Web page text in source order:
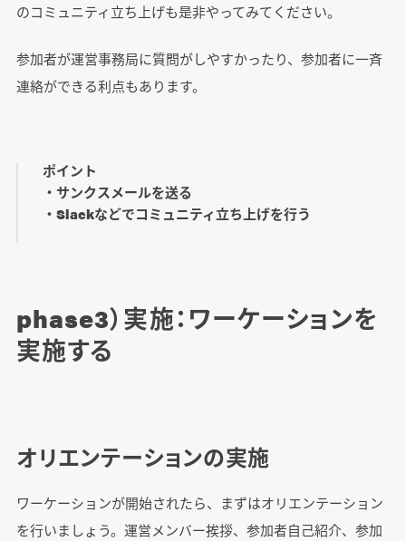
のコミュニティ立ち上げも是非やってみてください。
参加者が運営事務局に質問がしやすかったり、参加者に一斉
連絡ができる利点もあります。
ポイント
・サンクスメールを送る
・Slackなどでコミュニティ立ち上げを行う
phase3）実施：ワーケーションを
実施する
オリエンテーションの実施
ワーケーションが開始されたら、まずはオリエンテーション
を行いましょう。運営メンバー挨拶、参加者自己紹介、参加